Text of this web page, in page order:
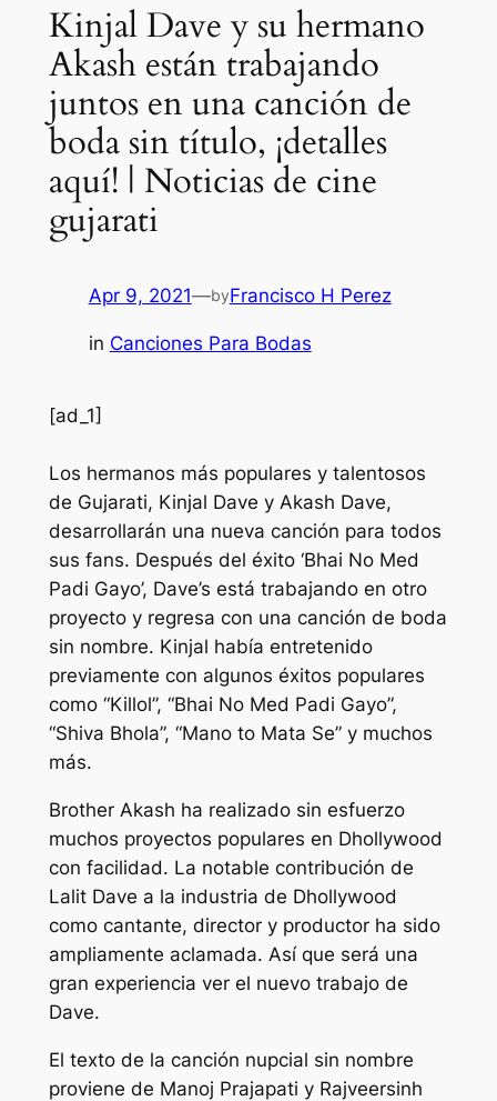
Kinjal Dave y su hermano
Akash están trabajando
juntos en una canción de
boda sin título, ¡detalles
aquí! | Noticias de cine
gujarati
Apr 9, 2021—byFrancisco H Perez
in Canciones Para Bodas
[ad_1]
Los hermanos más populares y talentosos
de Gujarati, Kinjal Dave y Akash Dave,
desarrollarán una nueva canción para todos
sus fans. Después del éxito ‘Bhai No Med
Padi Gayo’, Dave’s está trabajando en otro
proyecto y regresa con una canción de boda
sin nombre. Kinjal había entretenido
previamente con algunos éxitos populares
como “Killol”, “Bhai No Med Padi Gayo”,
“Shiva Bhola”, “Mano to Mata Se” y muchos
más.
Brother Akash ha realizado sin esfuerzo
muchos proyectos populares en Dhollywood
con facilidad. La notable contribución de
Lalit Dave a la industria de Dhollywood
como cantante, director y productor ha sido
ampliamente aclamada. Así que será una
gran experiencia ver el nuevo trabajo de
Dave.
El texto de la canción nupcial sin nombre
proviene de Manoj Prajapati y Rajveersinh